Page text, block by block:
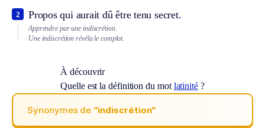
Propos qui aurait dû être tenu secret.
2
Apprendre par une indiscrétion.
Une indiscrétion révéla le complot.
À découvrir
Quelle est la définition du mot latinité?
Synonymes de “indiscrétion“